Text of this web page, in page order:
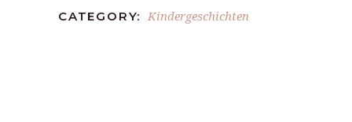
CATEGORY: Kindergeschichten